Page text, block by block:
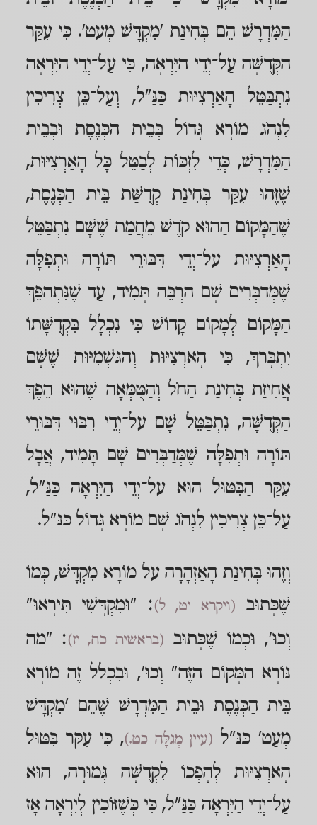
הַמִּדְרָשׁ הֵם בְּחִינַת 'מִקְדָּשׁ מְעַט'. כִּי עִקַּר
הַקְּדֻשָּׁה עַל־יְדֵי הַיִּרְאָה, כִּי עַל־יְדֵי הַיִּרְאָה
נִתְבַּטֵּל הָאַרְצִיּוּת כַּנַּ"ל, וְעַל־כֵּן צְרִיכִין
לִנְהֹג מוֹרָא גָּדוֹל בְּבֵית הַכְּנֶסֶת וּבְבֵית
הַמִּדְרָשׁ, כְּדֵי לִזְכּוֹת לְבַטֵּל כָּל הָאַרְצִיּוּת,
שֶׁזֶּהוּ עִקַּר בְּחִינַת קְדֻשַּׁת בֵּית הַכְּנֶסֶת,
שֶׁהַמָּקוֹם הַהוּא קֹדֶשׁ מֵחֲמַת שֶׁשָּׁם נִתְבַּטֵּל
הָאַרְצִיּוּת עַל־יְדֵי דִּבּוּרֵי תּוֹרָה וּתְפִלָּה
שֶׁמְּדַבְּרִים שָׁם הַרְבֵּה תָּמִיד, עַד שֶׁנִּתְהַפֵּךְ
הַמָּקוֹם לְמָקוֹם קָדוֹשׁ כִּי נִכְלָל בִּקְדֻשָּׁתוֹ
יִתְבָּרַךְ, כִּי הָאַרְצִיּוּת וְהַגַּשְׁמִיּוּת שֶׁשָּׁם
אֲחִיזַת בְּחִינַת הַחֹל וְהַטֻּמְּאָה שֶׁהוּא הֵפֶךְ
הַקְּדֻשָּׁה, נִתְבַּטֵּל שָׁם עַל־יְדֵי רִבּוּי דִּבּוּרֵי
תּוֹרָה וּתְפִלָּה שֶׁמְּדַבְּרִים שָׁם תָּמִיד, אֲבָל
עִקַּר הַבִּטּוּל הוּא עַל־יְדֵי הַיִּרְאָה כַּנַּ"ל,
עַל־כֵּן צְרִיכִין לִנְהֹג שָׁם מוֹרָא גָּדוֹל כַּנַּ"ל.
וְזֶהוּ בְּחִינַת הָאַזְהָרָה עַל מוֹרָא מִקְדָּשׁ, כְּמוֹ
שֶׁכָּתוּב (ויקרא יט, ל): "וּמִקְדָּשִׁי תִּירָאוּ"
וְכוּ', וּכְמוֹ שֶׁכָּתוּב (בראשית כח, יז): "מַה
נּוֹרָא הַמָּקוֹם הַזֶּה" וְכוּ', וּבִכְלַל זֶה מוֹרָא
בֵּית הַכְּנֶסֶת וּבֵית הַמִּדְרָשׁ שֶׁהֵם 'מִקְדָּשׁ
מְעַט' כַּנַּ"ל (עיין מְגִלָּה כט.), כִּי עִקַּר בִּטּוּל
הָאַרְצִיּוּת לְהָפְכוֹ לִקְדֻשָּׁה גְּמוּרָה, הוּא
עַל־יְדֵי הַיִּרְאָה כַּנַּ"ל, כִּי כְּשֶׁזּוֹכִין לְיִרְאָה אָז